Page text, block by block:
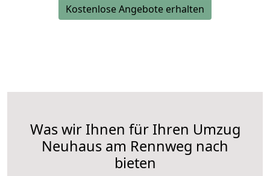
Kostenlose Angebote erhalten
Was wir Ihnen für Ihren Umzug
Neuhaus am Rennweg nach
bieten